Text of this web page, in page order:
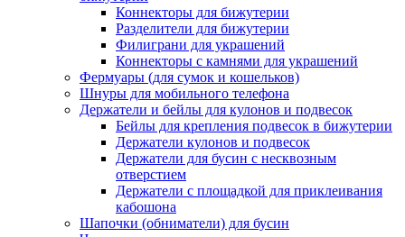
Коннекторы для бижутерии
Разделители для бижутерии
Филиграни для украшений
Коннекторы с камнями для украшений
Фермуары (для сумок и кошельков)
Шнуры для мобильного телефона
Держатели и бейлы для кулонов и подвесок
Бейлы для крепления подвесок в бижутерии
Держатели кулонов и подвесок
Держатели для бусин с несквозным
отверстием
Держатели с площадкой для приклеивания
кабошона
Шапочки (обниматели) для бусин